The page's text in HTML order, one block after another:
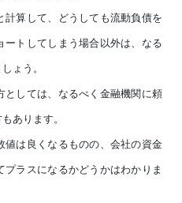
算して、どうしても流動負債を
トしてしまう場合以外は、なる
ょう。
しては、なるべく金融機関に頼
あります。
値は良くなるものの、会社の資金
ラスになるかどうかはわかりま